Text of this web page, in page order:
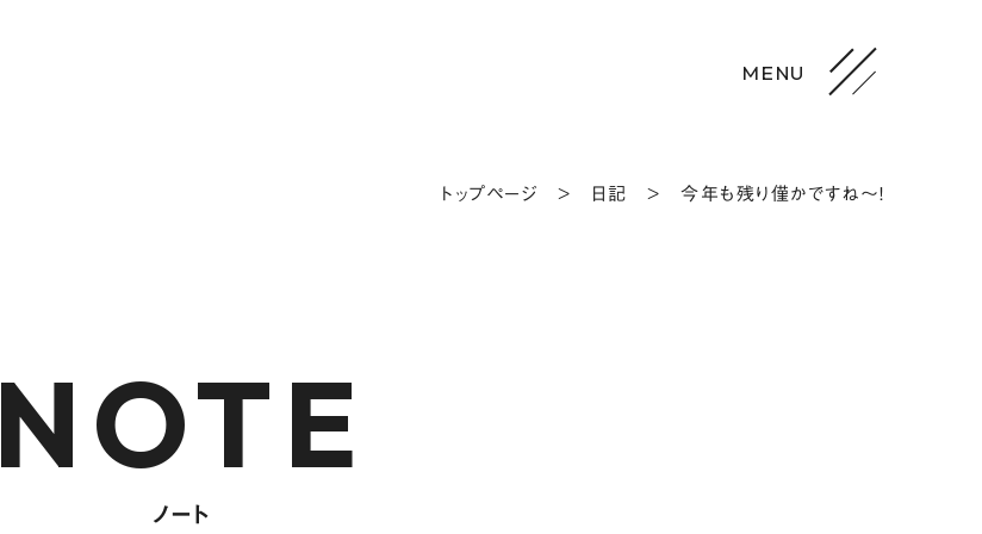
トップページ > 日記 >今年も残り僅かですね〜！
NOTE
ノート